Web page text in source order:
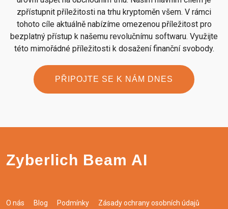
zpřístupnit příležitosti na trhu kryptoměn všem. V rámci
tohoto cíle aktuálně nabízíme omezenou příležitost pro
bezplatný přístup k našemu revolučnímu softwaru. Využijte
této mimořádné příležitosti k dosažení finanční svobody.
PŘIPOJTE SE K NÁM DNES
Zyberlich Beam AI
O nás Blog Podmínky Zásady ochrany osobních údajů